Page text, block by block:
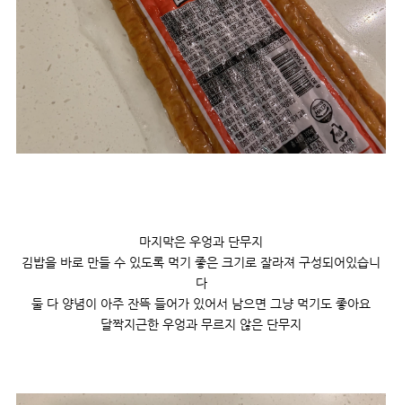
마지막은 우엉과 단무지
김밥을 바로 만들 수 있도록 먹기 좋은 크기로 잘라져 구성되어있습니
다
둘 다 양념이 아주 잔뜩 들어가 있어서 남으면 그냥 먹기도 좋아요
달짝지근한 우엉과 무르지 않은 단무지